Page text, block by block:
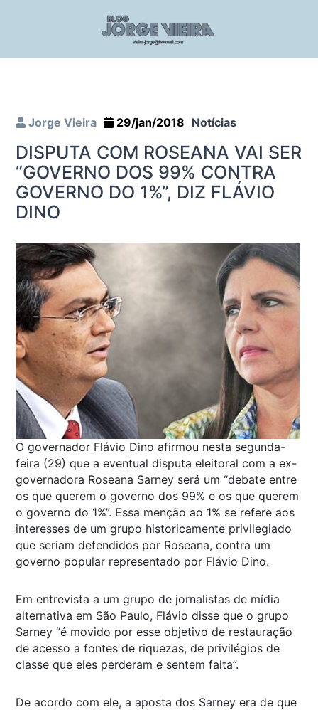
Jorge Vieira 29/jan/2018 Notícias
DISPUTA COM ROSEANA VAI SER
“GOVERNO DOS 99% CONTRA
GOVERNO DO 1%”, DIZ FLÁVIO
DINO
O governador Flávio Dino afirmou nesta segunda-
feira (29) que a eventual disputa eleitoral com a ex-
governadora Roseana Sarney será um “debate entre
os que querem o governo dos 99% e os que querem
o governo do 1%”. Essa menção ao 1% se refere aos
interesses de um grupo historicamente privilegiado
que seriam defendidos por Roseana, contra um
governo popular representado por Flávio Dino.
Em entrevista a um grupo de jornalistas de mídia
alternativa em São Paulo, Flávio disse que o grupo
Sarney “é movido por esse objetivo de restauração
de acesso a fontes de riquezas, de privilégios de
classe que eles perderam e sentem falta”.
De acordo com ele, a aposta dos Sarney era de que